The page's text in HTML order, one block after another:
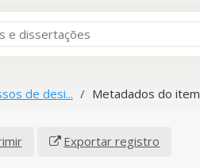
de desi... Metadados do item
Exportar registro